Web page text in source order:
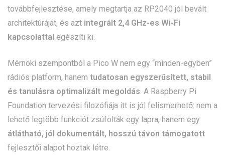
továbbfejlesztése, amely megtartja az RP2040 jól bevált
architektúráját, és azt integrált 2,4 GHz-es Wi-Fi
kapcsolattal egészíti ki.
Mérnöki szempontból a Pico W nem egy “minden-egyben”
rádiós platform, hanem tudatosan egyszerűsített, stabil
és tanulásra optimalizált megoldás . A Raspberry Pi
Foundation tervezési filozófiája itt is jól felismerhető: nem a
lehető legtöbb funkciót zsúfolták egy lapra, hanem egy
átlátható, jól dokumentált, hosszú távon támogatott
fejlesztői alapot hoztak létre.